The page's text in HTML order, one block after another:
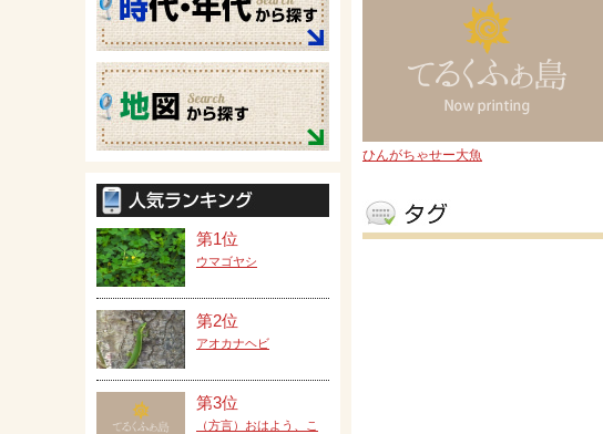
ひんがちゃせー大魚
第1位
ウマゴヤシ
第2位
アオカナヘビ
第3位
（方言）おはよう、こ